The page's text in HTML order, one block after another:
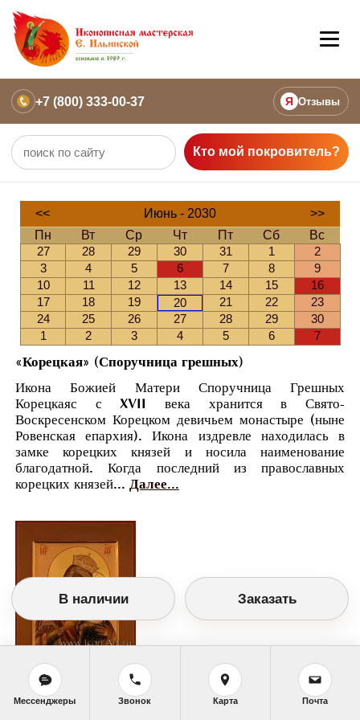
+7 (800) 333-00-37 Я Отзывы
Кто мой покровитель?
<< Июнь - 2030
>>
Пн
Вт Ср Чт Пт Сб
Вс
27
28 29 30 31 1
2
3
4 5 6 7 8
9
10
11 12 13 14 15
16
17
18 19 20 21 22
23
24
25 26 27 28 29
30
1
2 3 4 5 6 7
«Корецкая» (Споручница грешных)
Икона Божией Матери Споручница Грешных
Корецкаяс с XVII века хранится в Свято-
Воскресенском Корецком девичьем монастыре (ныне
Ровенская епархия). Икона издревле находилась в
замке корецких князей и носила наименование
благодатной. Когда последний из православных
корецких князей... Далее...
Православный календарь
В наличии Заказать
Мессенджеры Звонок Карта Почта